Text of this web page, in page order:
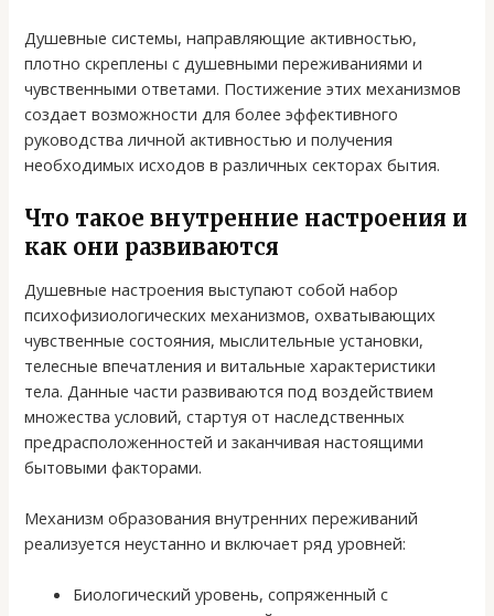
Душевные системы, направляющие активностью,
плотно скреплены с душевными переживаниями и
чувственными ответами. Постижение этих механизмов
создает возможности для более эффективного
руководства личной активностью и получения
необходимых исходов в различных секторах бытия.
Что такое внутренние настроения и
как они развиваются
Душевные настроения выступают собой набор
психофизиологических механизмов, охватывающих
чувственные состояния, мыслительные установки,
телесные впечатления и витальные характеристики
тела. Данные части развиваются под воздействием
множества условий, стартуя от наследственных
предрасположенностей и заканчивая настоящими
бытовыми факторами.
Механизм образования внутренних переживаний
реализуется неустанно и включает ряд уровней:
Биологический уровень, сопряженный с